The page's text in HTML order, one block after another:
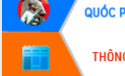
Đắk Lắk nỗ lực thúc đẩy tăng trưởng
kinh tế từ 10% trở lên trong Quý
II/2026
Đắk Lắk ký kết thỏa thuận hợp tác về
chuyển đổi số giai đoạn 2026 – 2030
với Tập đoàn Bưu chính Viễn thông
Việt Nam